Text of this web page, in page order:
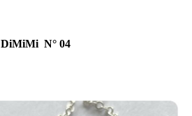
DiMiMi N° 04